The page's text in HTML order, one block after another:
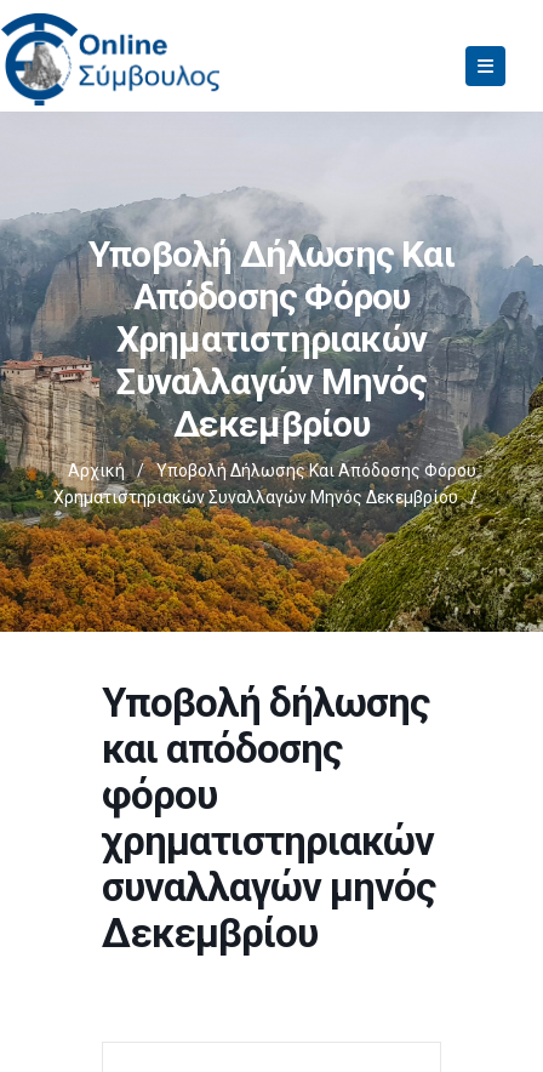
Υποβολή Δήλωσης Και
Απόδοσης Φόρου
Χρηματιστηριακών
Συναλλαγών Μηνός
Δεκεμβρίου
Αρχική /
Υποβολή Δήλωσης Και Απόδοσης Φόρου
Χρηματιστηριακών Συναλλαγών Μηνός Δεκεμβρίου
/
Υποβολή δήλωσης
και απόδοσης
φόρου
χρηματιστηριακών
συναλλαγών μηνός
Δεκεμβρίου